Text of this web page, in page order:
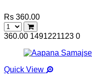
Rs 360.00
360.00 1491221123 0
Quick View